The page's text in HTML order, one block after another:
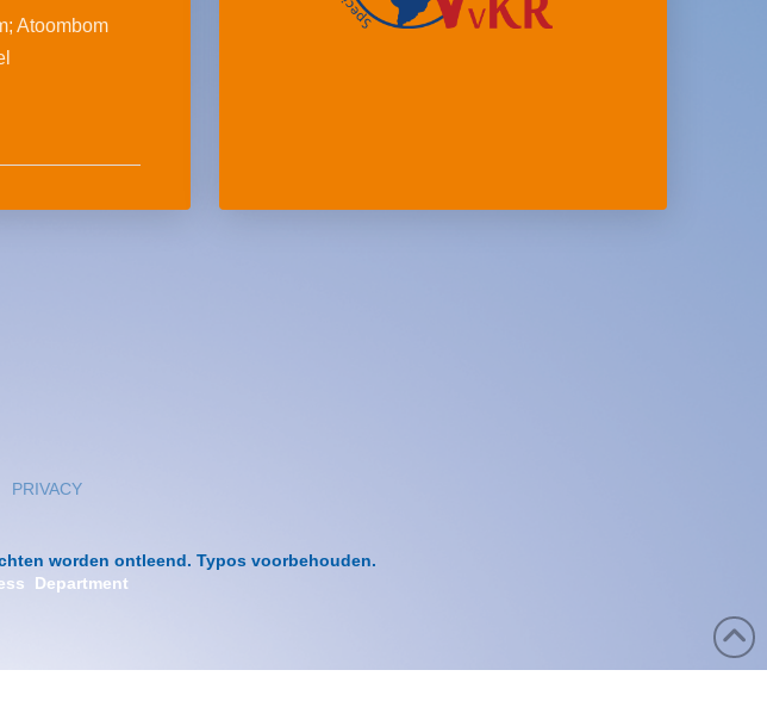
Atoombom
PRIVACY
worden ontleend. Typos voorbehouden.
Department